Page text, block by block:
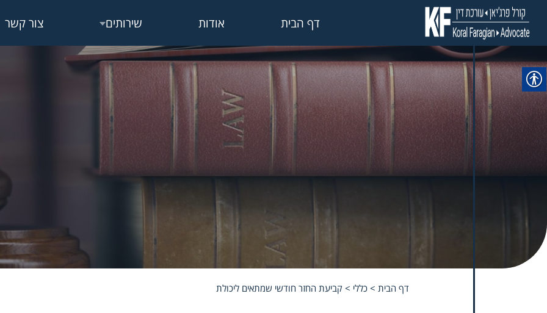
דף הבית אודות שירותים צור קשר
דף הבית> כללי > קביעת החזר חודשי שמתאים ליכולת